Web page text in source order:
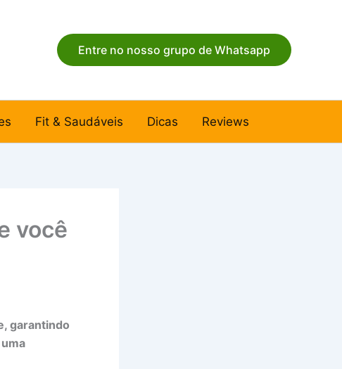
Entre no nosso grupo de Whatsapp
Fit & Saudáveis Dicas Reviews
você
garantindo